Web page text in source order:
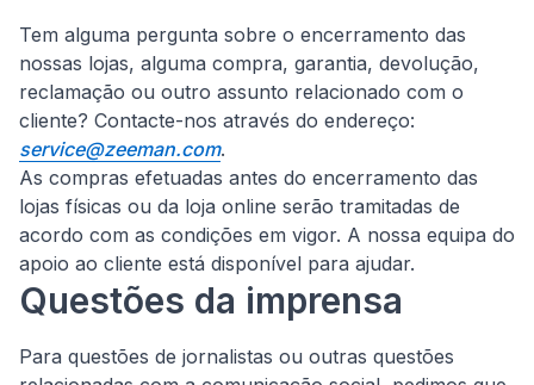
Tem alguma pergunta sobre o encerramento das
nossas lojas, alguma compra, garantia, devolução,
reclamação ou outro assunto relacionado com o
cliente? Contacte-nos através do endereço:
service@zeeman.com.
As compras efetuadas antes do encerramento das
lojas físicas ou da loja online serão tramitadas de
acordo com as condições em vigor. A nossa equipa do
apoio ao cliente está disponível para ajudar.
Questões da imprensa
Para questões de jornalistas ou outras questões